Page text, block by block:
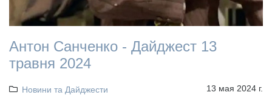
Антон Санченко - Дайджест 13
травня 2024
Новини та Дайджести 13 мая 2024 г.